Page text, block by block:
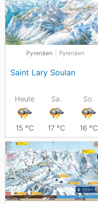
Pyrenäen Pyrenäen
Saint Lary Soulan
Heute
15 °C
Sa.
17 °C
So.
16 °C